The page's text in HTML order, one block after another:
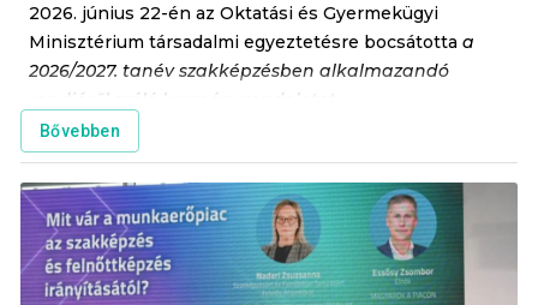
2026. június 22-én az Oktatási és Gyermekügyi
Minisztérium társadalmi egyeztetésre bocsátotta a
2026/2027. tanév szakképzésben alkalmazandó
rendjéről szóló kormányrendeletet
Bővebben